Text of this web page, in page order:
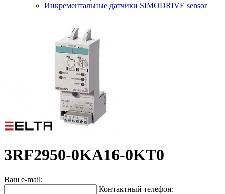
Инкрементальные датчики SIMODRIVE sensor
3RF2950-0KA16-0KT0
Ваш e-mail:
Контактный телефон: